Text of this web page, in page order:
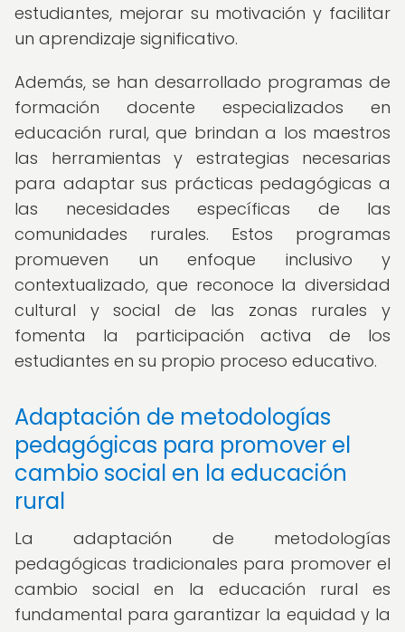
estudiantes, mejorar su motivación y facilitar
un aprendizaje significativo.
Además, se han desarrollado programas de
formación docente especializados en
educación rural, que brindan a los maestros
las herramientas y estrategias necesarias
para adaptar sus prácticas pedagógicas a
las necesidades específicas de las
comunidades rurales. Estos programas
promueven un enfoque inclusivo y
contextualizado, que reconoce la diversidad
cultural y social de las zonas rurales y
fomenta la participación activa de los
estudiantes en su propio proceso educativo.
Adaptación de metodologías
pedagógicas para promover el
cambio social en la educación
rural
La adaptación de metodologías
pedagógicas tradicionales para promover el
cambio social en la educación rural es
fundamental para garantizar la equidad y la